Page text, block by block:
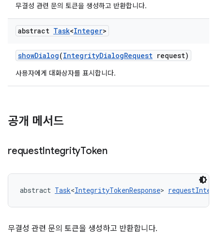
무결성 관련 문의 토큰을 생성하고 반환합니다.
abstract Task<Integer>
showDialog(IntegrityDialogRequest request)
사용자에게 대화상자를 표시합니다.
공개 메서드
requestIntegrityToken
abstract Task<IntegrityTokenResponse>
무결성 관련 문의 토큰을 생성하고 반환합니다.